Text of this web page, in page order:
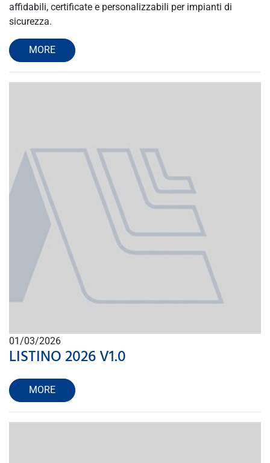
affidabili, certificate e personalizzabili per impianti di
sicurezza.
MORE
01/03/2026
LISTINO 2026 V1.0
MORE